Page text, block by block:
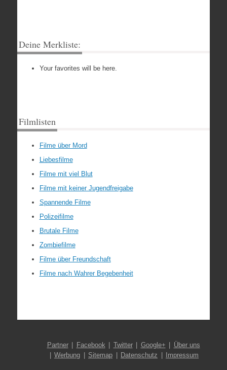
Deine Merkliste:
Your favorites will be here.
Filmlisten
Filme über Mord
Liebesfilme
Filme mit viel Blut
Filme mit keiner Jugendfreigabe
Spannende Filme
Polizeifilme
Brutale Filme
Zombiefilme
Filme über Freundschaft
Filme nach Wahrer Begebenheit
Partner Facebook Twitter Google+
Über uns
Werbung
Sitemap Datenschutz Impressum